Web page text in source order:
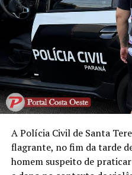
A Polícia Civil de Santa
flagrante, no fim da tarde
homem suspeito de